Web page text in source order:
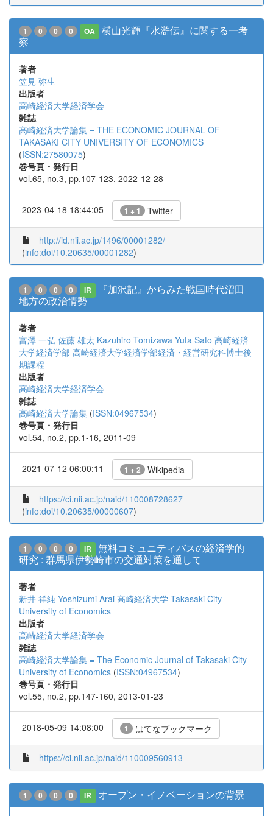
1 0 0 0 OA
横山光輝『水滸伝』に関する一考
察
著者
笠見 弥生
出版者
高崎経済大学経済学会
雑誌
高崎経済大学論集 = THE ECONOMIC JOURNAL OF
TAKASAKI CITY UNIVERSITY OF ECONOMICS
(ISSN:27580075)
巻号頁・発行日
vol.65, no.3, pp.107-123, 2022-12-28
2023-04-18 18:44:05 1 + 1 Twitter
http://id.nii.ac.jp/1496/00001282/
(info:doi/10.20635/00001282)
1 0 0 0 IR
『加沢記』からみた戦国時代沼田
地方の政治情勢
著者
富澤 一弘 佐藤 雄太 Kazuhiro Tomizawa Yuta Sato 高崎経済
大学経済学部 高崎経済大学経済学部経済・経営研究科博士後
期課程
出版者
高崎経済大学経済学会
雑誌
高崎経済大学論集 (ISSN:04967534)
巻号頁・発行日
vol.54, no.2, pp.1-16, 2011-09
2021-07-12 06:00:11 1 + 2 Wikipedia
https://ci.nii.ac.jp/naid/110008728627
(info:doi/10.20635/00000607)
1 0 0 0 IR
無料コミュニティバスの経済学的
研究 : 群馬県伊勢崎市の交通対策を通して
著者
新井 祥純 Yoshizumi Arai 高崎経済大学 Takasaki City
University of Economics
出版者
高崎経済大学経済学会
雑誌
高崎経済大学論集 = The Economic Journal of Takasaki City
University of Economics (ISSN:04967534)
巻号頁・発行日
vol.55, no.2, pp.147-160, 2013-01-23
2018-05-09 14:08:00 1 はてなブックマーク
https://ci.nii.ac.jp/naid/110009560913
1 0 0 0 IR オープン・イノベーションの背景